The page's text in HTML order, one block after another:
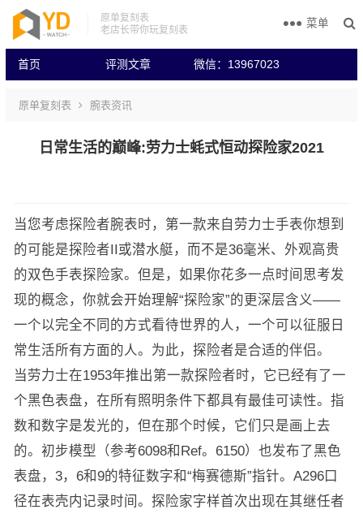
原单复刻表
老店长带你玩复刻表
首页 评测文章 微信：13967023
菜单
原单复刻表 腕表资讯
日常生活的巅峰:劳力士蚝式恒动探险家2021
当您考虑探险者腕表时，第一款来自劳力士手表你想到
的可能是探险者II或潜水艇，而不是36毫米、外观高贵
的双色手表探险家。但是，如果你花多一点时间思考发
现的概念，你就会开始理解“探险家”的更深层含义——
一个以完全不同的方式看待世界的人，一个可以征服日
常生活所有方面的人。为此，探险者是合适的伴侣。
当劳力士在1953年推出第一款探险者时，它已经有了一
个黑色表盘，在所有照明条件下都具有最佳可读性。指
数和数字是发光的，但在那个时候，它们只是画上去
的。初步模型（参考6098和Ref。6150）也发布了黑色
表盘，3，6和9的特征数字和“梅赛德斯”指针。A296口
径在表壳内记录时间。探险家字样首次出现在其继任者